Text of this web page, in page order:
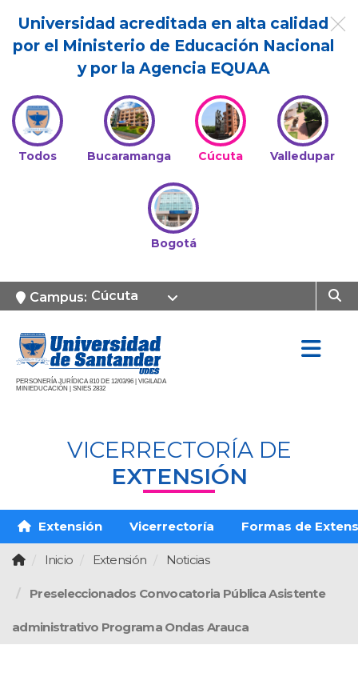
Universidad acreditada en alta calidad
por el Ministerio de Educación Nacional
y por la Agencia EQUAA
Todos Bucaramanga Cúcuta Valledupar
Bogotá
Campus: Cúcuta
PERSONERÍA JURÍDICA 810 DE 12/03/96 | VIGILADA
MINIEDUCACIÓN | SNIES 2832
VICERRECTORÍA DE
EXTENSIÓN
Extensión Vicerrectoría Formas de
Inicio Extensión Noticias
Preseleccionados Convocatoria Pública Asistente
administrativo Programa Ondas Arauca